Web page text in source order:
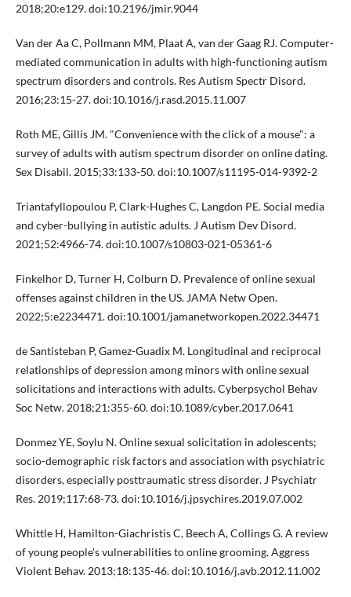
2018;20:e129. doi:10.2196/jmir.9044
Van der Aa C, Pollmann MM, Plaat A, van der Gaag RJ. Computer-
mediated communication in adults with high-functioning autism
spectrum disorders and controls. Res Autism Spectr Disord.
2016;23:15-27. doi:10.1016/j.rasd.2015.11.007
Roth ME, Gillis JM. "Convenience with the click of a mouse": a
survey of adults with autism spectrum disorder on online dating.
Sex Disabil. 2015;33:133-50. doi:10.1007/s11195-014-9392-2
Triantafyllopoulou P, Clark-Hughes C, Langdon PE. Social media
and cyber-bullying in autistic adults. J Autism Dev Disord.
2021;52:4966-74. doi:10.1007/s10803-021-05361-6
Finkelhor D, Turner H, Colburn D. Prevalence of online sexual
offenses against children in the US. JAMA Netw Open.
2022;5:e2234471. doi:10.1001/jamanetworkopen.2022.34471
de Santisteban P, Gamez-Guadix M. Longitudinal and reciprocal
relationships of depression among minors with online sexual
solicitations and interactions with adults. Cyberpsychol Behav
Soc Netw. 2018;21:355-60. doi:10.1089/cyber.2017.0641
Donmez YE, Soylu N. Online sexual solicitation in adolescents;
socio-demographic risk factors and association with psychiatric
disorders, especially posttraumatic stress disorder. J Psychiatr
Res. 2019;117:68-73. doi:10.1016/j.jpsychires.2019.07.002
Whittle H, Hamilton-Giachristis C, Beech A, Collings G. A review
of young people's vulnerabilities to online grooming. Aggress
Violent Behav. 2013;18:135-46. doi:10.1016/j.avb.2012.11.002